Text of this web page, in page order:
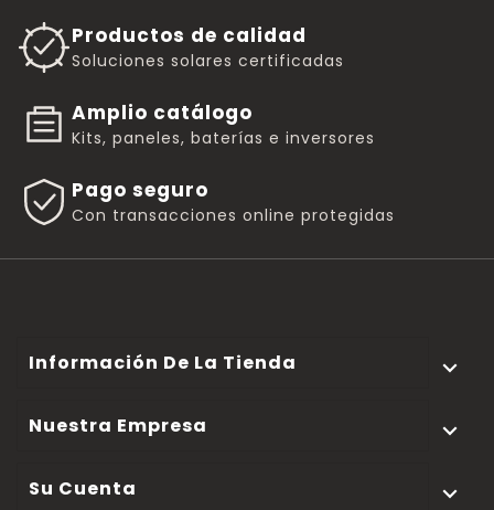
Productos de calidad
Soluciones solares certificadas
Amplio catálogo
Kits, paneles, baterías e inversores
Pago seguro
Con transacciones online protegidas
Información De La Tienda 
Nuestra Empresa 
Su Cuenta 